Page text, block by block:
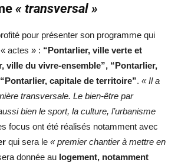
« transversal »
pour présenter son programme qui
actes » : “Pontarlier, ville verte et
ville du vivre-ensemble”, “Pontarlier,
capitale de territoire”. « Il a
transversale. Le bien-être par
bien le sport, la culture, l’urbanisme
focus ont été réalisés notamment avec
qui sera le « premier chantier à mettre en
donnée au logement, notamment